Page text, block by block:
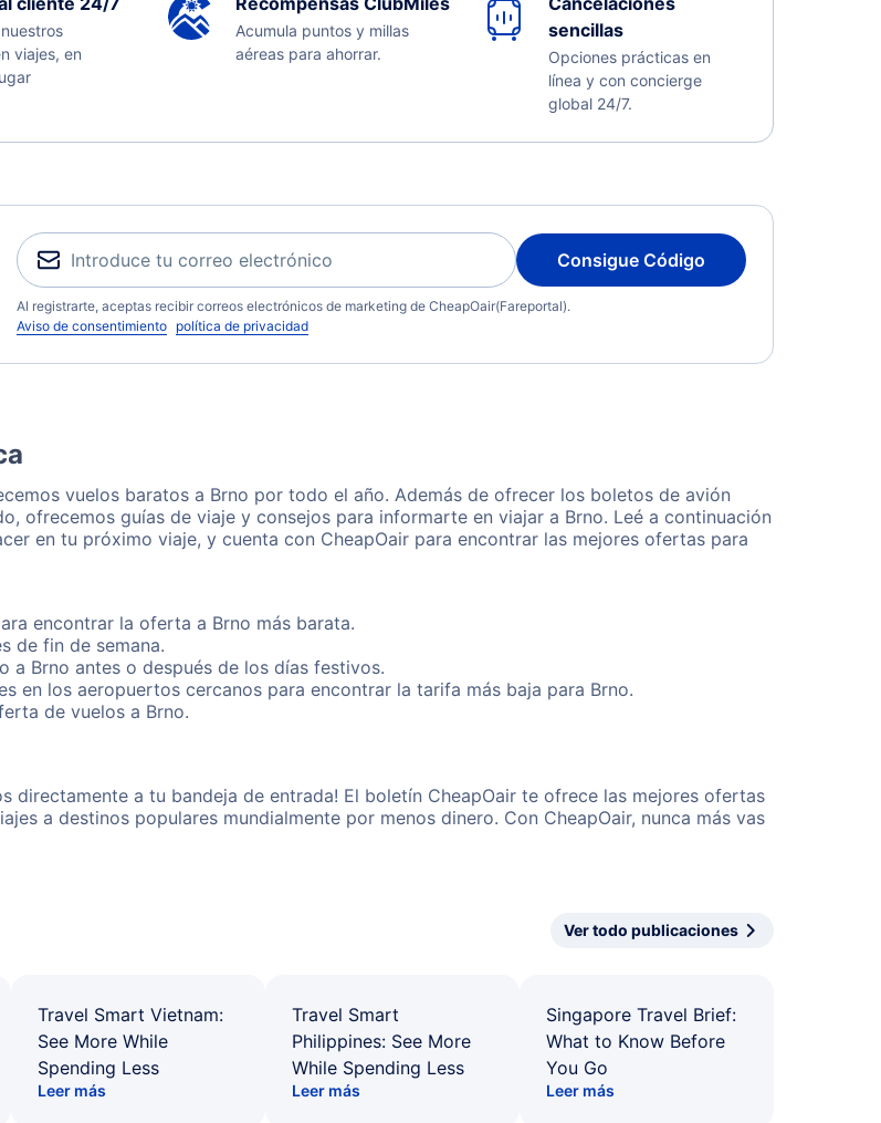
viajes, en
Acumula puntos y millas
aéreas para ahorrar.
sencillas
Opciones prácticas en
línea y con concierge
global 24/7.
Consigue Código
Al registrarte, aceptas recibir correos electrónicos de marketing de CheapOair(Fareportal).
Aviso de consentimiento política de privacidad
vuelos baratos a Brno por todo el año. Además de ofrecer los boletos de avión
ofrecemos guías de viaje y consejos para informarte en viajar a Brno. Leé a continuación
en tu próximo viaje, y cuenta con CheapOair para encontrar las mejores ofertas para
encontrar la oferta a Brno más barata.
de fin de semana.
Brno antes o después de los días festivos.
en los aeropuertos cercanos para encontrar la tarifa más baja para Brno.
de vuelos a Brno.
directamente a tu bandeja de entrada! El boletín CheapOair te ofrece las mejores ofertas
a destinos populares mundialmente por menos dinero. Con CheapOair, nunca más vas
Ver todo publicaciones
Travel Smart Vietnam:
See More While
Spending Less
Leer más
Travel Smart
Philippines: See More
While Spending Less
Leer más
Singapore Travel Brief:
What to Know Before
You Go
Leer más